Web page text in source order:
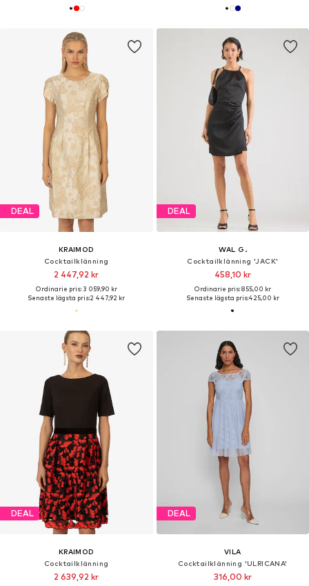
DEAL
KRAIMOD
Cocktailklänning
2 447,92 kr
Ordinarie pris: 3 059,90 kr
Senaste lägsta pris:2 447,92 kr
DEAL
WAL G.
Cocktailklänning 'JACK'
458,10 kr
Ordinarie pris: 855,00 kr
Senaste lägsta pris:425,00 kr
DEAL
KRAIMOD
Cocktailklänning
2 639,92 kr
DEAL
VILA
Cocktailklänning 'ULRICANA'
316,00 kr